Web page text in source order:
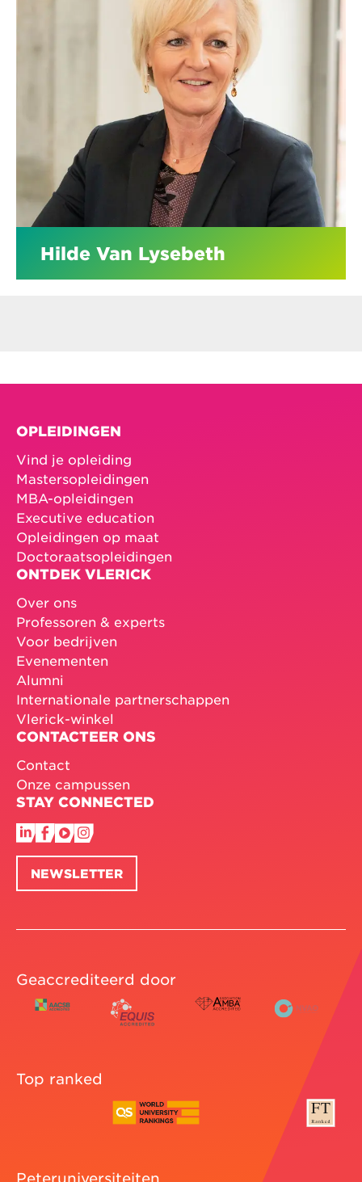
Hilde Van Lysebeth
OPLEIDINGEN
Vind je opleiding
Mastersopleidingen
MBA-opleidingen
Executive education
Opleidingen op maat
Doctoraatsopleidingen
ONTDEK VLERICK
Over ons
Professoren & experts
Voor bedrijven
Evenementen
Alumni
Internationale partnerschappen
Vlerick-winkel
CONTACTEER ONS
Contact
Onze campussen
STAY CONNECTED
NEWSLETTER
Geaccrediteerd door
Top ranked
Peteruniversiteiten